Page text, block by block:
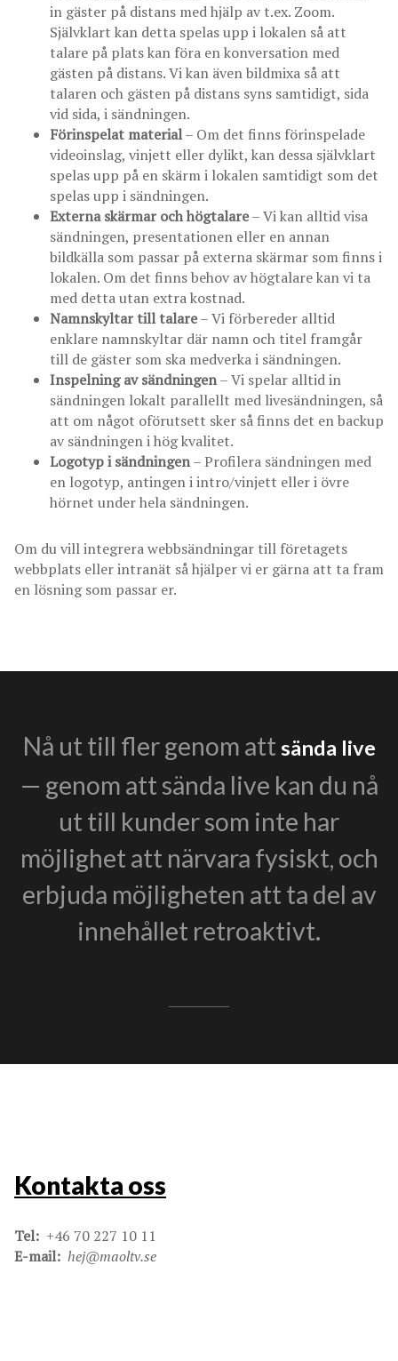
in gäster på distans med hjälp av t.ex. Zoom.
Självklart kan detta spelas upp i lokalen så att
talare på plats kan föra en konversation med
gästen på distans. Vi kan även bildmixa så att
talaren och gästen på distans syns samtidigt, sida
vid sida, i sändningen.
Förinspelat material– Om det finns förinspelade
videoinslag, vinjett eller dylikt, kan dessa självklart
spelas upp på en skärm i lokalen samtidigt som det
spelas upp i sändningen.
Externa skärmar och högtalare– Vi kan alltid visa
sändningen, presentationen eller en annan
bildkälla som passar på externa skärmar som finns i
lokalen. Om det finns behov av högtalare kan vi ta
med detta utan extra kostnad.
Namnskyltar till talare– Vi förbereder alltid
enklare namnskyltar där namn och titel framgår
till de gäster som ska medverka i sändningen.
Inspelning av sändningen– Vi spelar alltid in
sändningen lokalt parallellt med livesändningen, så
att om något oförutsett sker så finns det en backup
av sändningen i hög kvalitet.
Logotyp i sändningen– Profilera sändningen med
en logotyp, antingen i intro/vinjett eller i övre
hörnet under hela sändningen.
Om du vill integrera webbsändningar till företagets
webbplats eller intranät så hjälper vi er gärna att ta fram
en lösning som passar er.
Nå ut till fler genom att sända live
— genom att sända live kan du nå
ut till kunder som inte har
möjlighet att närvara fysiskt, och
erbjuda möjligheten att ta del av
innehållet retroaktivt.
Kontakta oss
Tel: +46 70 227 10 11
E-mail: hej@maoltv.se